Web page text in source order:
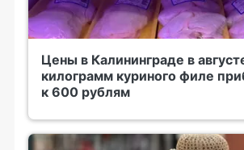
Цены в Калининграде в
килограмм куриного филе
к 600 рублям